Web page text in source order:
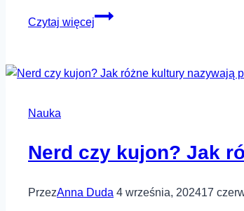
Czytaj więcej
Egzamin
z
się
egzaminu?
Nauka
Nerd czy kujon? Jak
PrzezAnna Duda 4 września, 202417